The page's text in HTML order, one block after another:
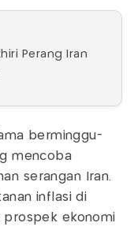
Perang Iran
berminggu-
mencoba
serangan Iran.
inflasi di
prospek ekonomi